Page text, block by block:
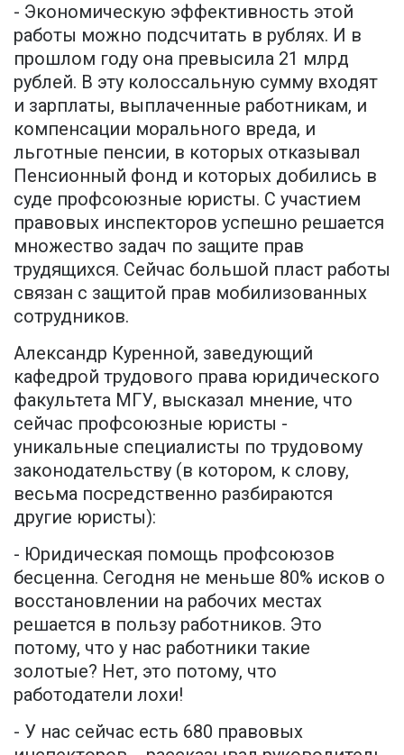
- Экономическую эффективность этой
работы можно подсчитать в рублях. И в
прошлом году она превысила 21 млрд
рублей. В эту колоссальную сумму входят
и зарплаты, выплаченные работникам, и
компенсации морального вреда, и
льготные пенсии, в которых отказывал
Пенсионный фонд и которых добились в
суде профсоюзные юристы. С участием
правовых инспекторов успешно решается
множество задач по защите прав
трудящихся. Сейчас большой пласт работы
связан с защитой прав мобилизованных
сотрудников.
Александр Куренной, заведующий
кафедрой трудового права юридического
факультета МГУ, высказал мнение, что
сейчас профсоюзные юристы -
уникальные специалисты по трудовому
законодательству (в котором, к слову,
весьма посредственно разбираются
другие юристы):
- Юридическая помощь профсоюзов
бесценна. Сегодня не меньше 80% исков о
восстановлении на рабочих местах
решается в пользу работников. Это
потому, что у нас работники такие
золотые? Нет, это потому, что
работодатели лохи!
- У нас сейчас есть 680 правовых